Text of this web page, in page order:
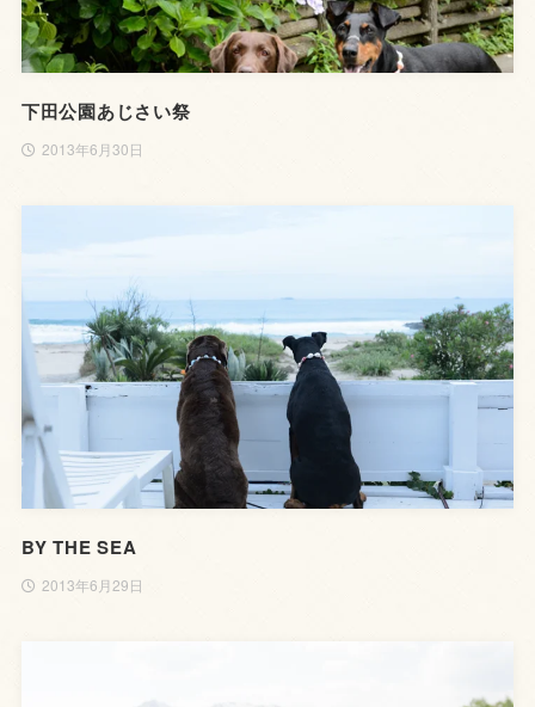
下田公園あじさい祭
2013年6月30日
BY THE SEA
2013年6月29日